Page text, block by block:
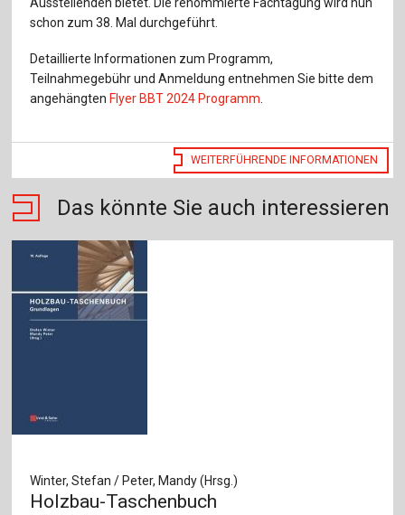
schon zum 38. Mal durchgeführt.
Detaillierte Informationen zum Programm,
Teilnahmegebühr und Anmeldung entnehmen Sie bitte dem
angehängten Flyer BBT 2024 Programm
WEITERFÜHRENDE INFORMATIONEN
Das könnte Sie auch interessieren
Winter, Stefan / Peter, Mandy (Hrsg.)
Holzbau-Taschenbuch